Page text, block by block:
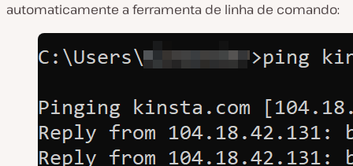
automaticamente a ferramenta de linha de comando: